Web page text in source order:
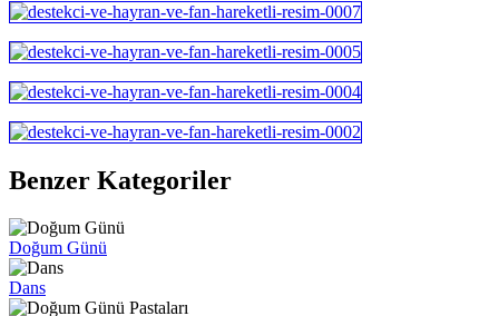
Benzer Kategoriler
Doğum Günü
Dans